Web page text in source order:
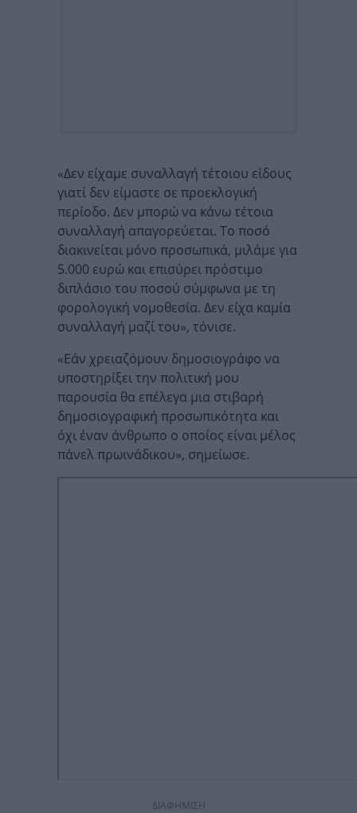
«Δεν είχαμε συναλλαγή τέτοιου είδους
γιατί δεν είμαστε σε προεκλογική
περίοδο. Δεν μπορώ να κάνω τέτοια
συναλλαγή απαγορεύεται. Το ποσό
διακινείται μόνο προσωπικά, μιλάμε για
5.000 ευρώ και επισύρει πρόστιμο
διπλάσιο του ποσού σύμφωνα με τη
φορολογική νομοθεσία. Δεν είχα καμία
συναλλαγή μαζί του», τόνισε.
«Εάν χρειαζόμουν δημοσιογράφο να
υποστηρίξει την πολιτική μου
παρουσία θα επέλεγα μια στιβαρή
δημοσιογραφική προσωπικότητα και
όχι έναν άνθρωπο ο οποίος είναι μέλος
πάνελ πρωινάδικου», σημείωσε.
ΔΙΑΦΗΜΙΣΗ